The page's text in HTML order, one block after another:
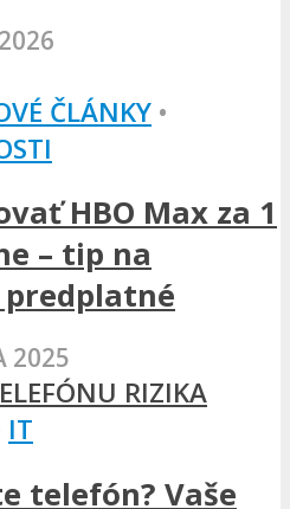
ČLÁNKY •
HBO Max za 1
– tip na
2025
IT
telefón? Vaše